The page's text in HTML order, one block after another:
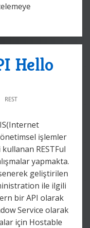
Hello
REST
işlemler
RESTFul
yapmakta.
geliştirilen
ile ilgili
bir API olarak
Service olarak
için Hostable